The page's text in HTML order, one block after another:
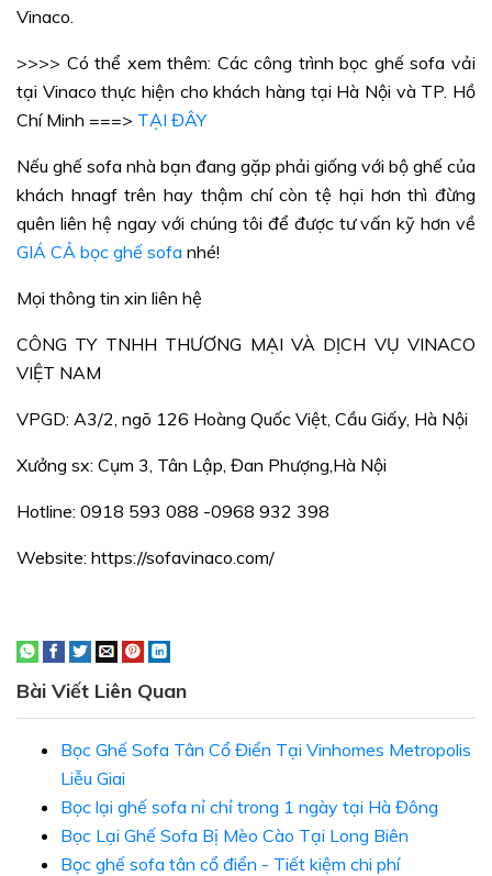
Vinaco.
>>>> Có thể xem thêm: Các công trình bọc ghế sofa vải
tại Vinaco thực hiện cho khách hàng tại Hà Nội và TP. Hồ
Chí Minh ===> TẠI ĐÂY
Nếu ghế sofa nhà bạn đang gặp phải giống với bộ ghế của
khách hnagf trên hay thậm chí còn tệ hại hơn thì đừng
quên liên hệ ngay với chúng tôi để được tư vấn kỹ hơn về
GIÁ CẢ bọc ghế sofa nhé!
Mọi thông tin xin liên hệ
CÔNG TY TNHH THƯƠNG MẠI VÀ DỊCH VỤ VINACO
VIỆT NAM
VPGD: A3/2, ngõ 126 Hoàng Quốc Việt, Cầu Giấy, Hà Nội
Xưởng sx: Cụm 3, Tân Lập, Đan Phượng,Hà Nội
Hotline: 0918 593 088 -0968 932 398
Website: https://sofavinaco.com/
Bài Viết Liên Quan
Bọc Ghế Sofa Tân Cổ Điển Tại Vinhomes Metropolis
Liễu Giai
Bọc lại ghế sofa nỉ chỉ trong 1 ngày tại Hà Đông
Bọc Lại Ghế Sofa Bị Mèo Cào Tại Long Biên
Bọc ghế sofa tân cổ điển - Tiết kiệm chi phí